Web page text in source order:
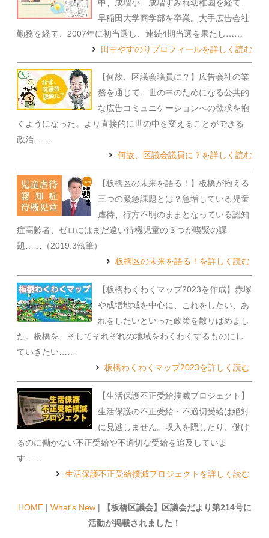
早稲田大学商学部を卒業。大手広告会社
勤務を経て、2007年に初当選し、連続4期当選を果たし……
田中やすのりプロフィールを詳しく読む
【何故、区議会議員に？】広告会社の業
務を通じて、世の中のためになる公共的
な広告コミュニケーションへの欲求を抱
くようになった。より直接的に世の中を変えることができる
政治……
何故、区議会議員に？を詳しく読む
【板橋区の未来を語る！】板橋が抱える
三つの緊急課題とは？急増している児童
虐待、行方不明のままとなっている認知
症高齢者、ゼロにはまだ遠い待機児童の３つが喫緊の課
題……（2019.3執筆）
板橋区の未来を語る！を詳しく読む
【板橋わくわくマップ2023を作成】赤塚
や成増地域を中心に、これをしたい、あ
れをしたいといった政策を散りばめまし
た。板橋を、そしてそれぞれの地域をわくわくするものにし
ていきたい……
板橋わくわくマップ2023を詳しく読む
【生活保護不正受給撲滅プロジェクト】
生活保護の不正受給・不適切受給は絶対
に見逃しません。収入を隠したり、働け
るのに働かない不正受給や不適切な受給を追及していま
す……
生活保護不正受給撲滅プロジェクトを詳しく読む
HOME| What's New|
【板橋区議会】区議会だより第214号に
活動が掲載されました！